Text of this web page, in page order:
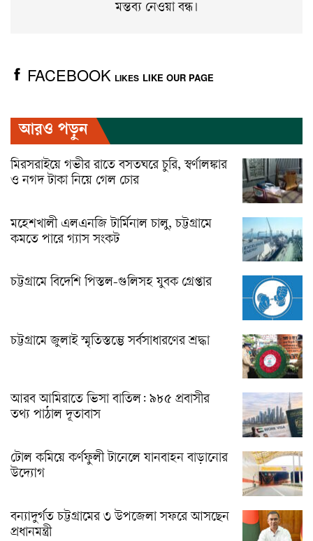
মন্তব্য নেওয়া বন্ধ।
FACEBOOK LIKES LIKE OUR PAGE
আরও পড়ুন
মিরসরাইয়ে গভীর রাতে বসতঘরে চুরি, স্বর্ণালঙ্কার
ও নগদ টাকা নিয়ে গেল চোর
মহেশখালী এলএনজি টার্মিনাল চালু, চট্টগ্রামে
কমতে পারে গ্যাস সংকট
চট্টগ্রামে বিদেশি পিস্তল-গুলিসহ যুবক গ্রেপ্তার
চট্টগ্রামে জুলাই স্মৃতিস্তম্ভে সর্বসাধারণের শ্রদ্ধা
আরব আমিরাতে ভিসা বাতিল: ৯৮৫ প্রবাসীর
তথ্য পাঠাল দূতাবাস
টোল কমিয়ে কর্ণফুলী টানেলে যানবাহন বাড়ানোর
উদ্যোগ
বন্যাদুর্গত চট্টগ্রামের ৩ উপজেলা সফরে আসছেন
প্রধানমন্ত্রী